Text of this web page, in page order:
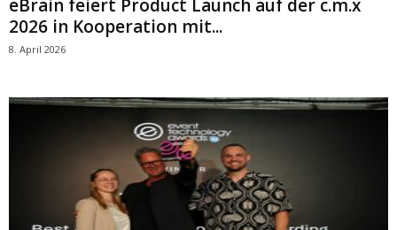
eBrain feiert Product Launch auf der c.m.x
2026 in Kooperation mit...
8. April 2026